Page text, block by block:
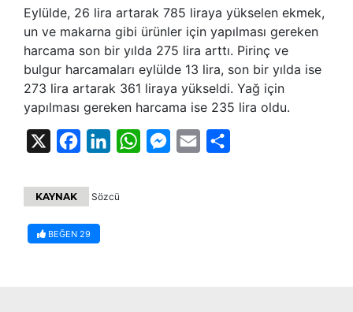
Eylülde, 26 lira artarak 785 liraya yükselen ekmek,
un ve makarna gibi ürünler için yapılması gereken
harcama son bir yılda 275 lira arttı. Pirinç ve
bulgur harcamaları eylülde 13 lira, son bir yılda ise
273 lira artarak 361 liraya yükseldi. Yağ için
yapılması gereken harcama ise 235 lira oldu.
FacebookLinkedInWhatsAppMessenger
Email
KAYNAK Sözcü
BEĞEN 29